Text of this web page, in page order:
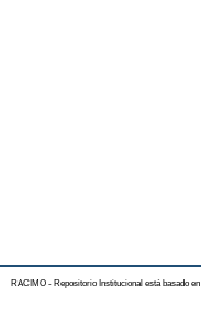
RACIMO - Repositorio Institucional está basado en